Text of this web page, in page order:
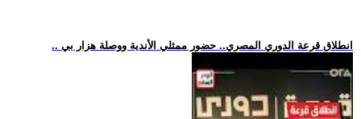
.. انطلاق قرعة الدوري المصري.. حضور ممثلي الأندية ووصلة هزار بي